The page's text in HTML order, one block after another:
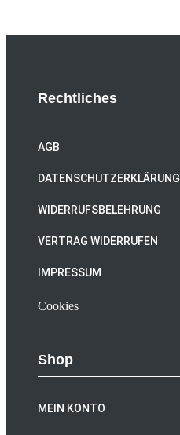
Rechtliches
AGB
DATENSCHUTZERKLÄRUNG
WIDERRUFSBELEHRUNG
VERTRAG WIDERRUFEN
IMPRESSUM
Cookies
Shop
MEIN KONTO